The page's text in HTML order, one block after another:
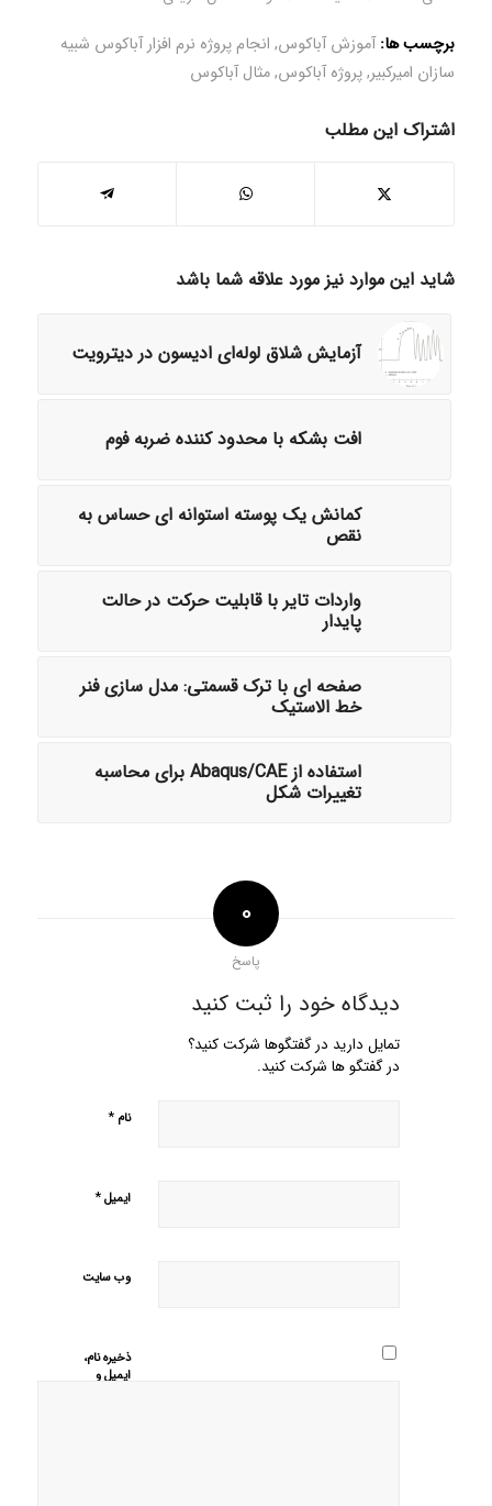
برچسب ها:آموزش آباکوس, انجام پروژه نرم افزار آباکوس شبیه
سازان امیرکبیر,پروژه آباکوس,مثال آباکوس
اشتراک این مطلب
شاید این موارد نیز مورد علاقه شما باشد
آزمایش شلاق لوله‌ای ادیسون در دیترویت
افت بشکه با محدود کننده ضربه فوم
کمانش یک پوسته استوانه ای حساس به
نقص
واردات تایر با قابلیت حرکت در حالت
پایدار
صفحه ای با ترک قسمتی: مدل سازی فنر
خط الاستیک
استفاده از Abaqus/CAE برای محاسبه
تغییرات شکل
0
پاسخ
دیدگاه خود را ثبت کنید
تمایل دارید در گفتگوها شرکت کنید؟
در گفتگو ها شرکت کنید.
نام *
ایمیل*
وب‌ سایت
ذخیره نام،
ایمیل و